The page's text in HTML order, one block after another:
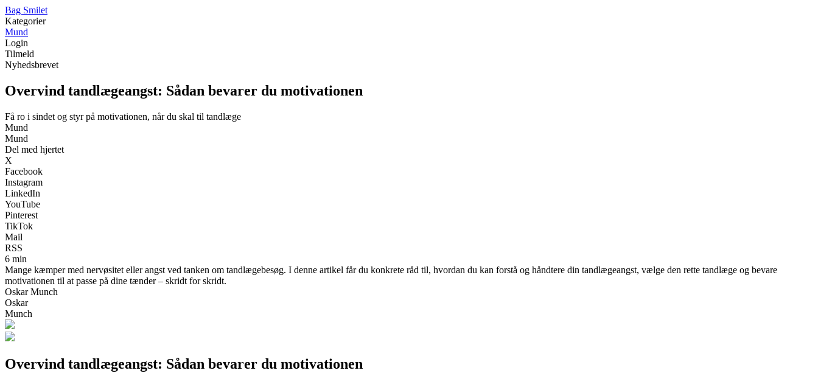
Bag Smilet
Kategorier
Mund
Login
Tilmeld
Nyhedsbrevet
Overvind tandlægeangst: Sådan bevarer du motivationen
Få ro i sindet og styr på motivationen, når du skal til tandlæge
Mund
Mund
Del med hjertet
X
Facebook
Instagram
LinkedIn
YouTube
Pinterest
TikTok
Mail
RSS
6 min
Mange kæmper med nervøsitet eller angst ved tanken om tandlægebesøg. I denne artikel får du konkrete råd til, hvordan du kan forstå og håndtere din tandlægeangst, vælge den rette tandlæge og bevare
motivationen til at passe på dine tænder – skridt for skridt.
Oskar Munch
Oskar
Munch
Overvind tandlægeangst: Sådan bevarer du motivationen